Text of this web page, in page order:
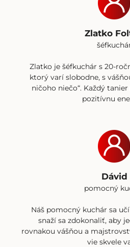
Zlatko
Zlatko je šéfkuchár s 20-
ktorý varí slobodne, s
ničoho niečo“. Každý
pozitívnu
Dávid
pomocný
Náš pomocný kuchár sa
snaží sa zdokonaliť, aby
rovnakou vášňou a
vie skvele